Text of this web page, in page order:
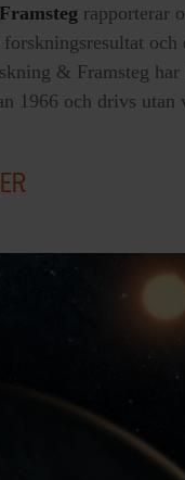
rapporterar
och
& Framsteg har
1966 och drivs utan